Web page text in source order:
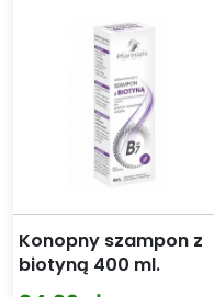
Konopny szampon z
biotyną 400 ml.